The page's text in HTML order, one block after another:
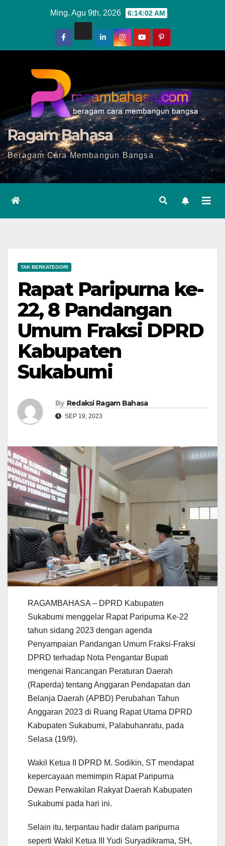
Ming. Agu 9th, 2026 6:14:04 AM
Ragam Bahasa
Beragam Cara Membangun Bangsa
TAK BERKATEGORI
Rapat Paripurna ke-
22, 8 Pandangan
Umum Fraksi DPRD
Kabupaten
Sukabumi
By Redaksi Ragam Bahasa
SEP 19, 2023
RAGAMBAHASA – DPRD Kabupaten
Sukabumi menggelar Rapat Paripurna Ke-22
tahun sidang 2023 dengan agenda
Penyampaian Pandangan Umum Fraksi-Fraksi
DPRD terhadap Nota Pengantar Bupati
mengenai Rancangan Peraturan Daerah
(Raperda) tentang Anggaran Pendapatan dan
Belanja Daerah (APBD) Perubahan Tahun
Anggaran 2023 di Ruang Rapat Utama DPRD
Kabupaten Sukabumi, Palabuhanratu, pada
Selasa (19/9).
Wakil Ketua II DPRD M. Sodikin, ST mendapat
kepercayaan memimpin Rapat Paripurna
Dewan Perwakilan Rakyat Daerah Kabupaten
Sukabumi pada hari ini.
Selain itu, terpantau hadir dalam paripurna
seperti Wakil Ketua III Yudi Suryadikrama, SH,